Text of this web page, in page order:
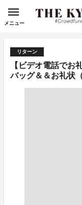
メニュー
リターン
【ビデオ電話でお
バッグ＆＆お礼状